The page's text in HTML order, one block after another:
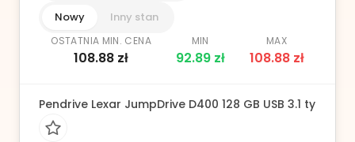
Nowy Inny stan
OSTATNIA MIN. CENA
108.88 zł
MIN
92.89zł
MAX
108.88zł
Pendrive Lexar JumpDrive D400 128 GB USB 3.1 typ C